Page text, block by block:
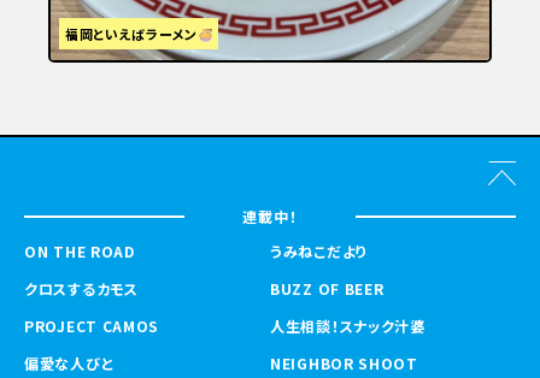
福岡といえばラーメン
連載中！
ON THE ROAD
クロスするカモス
PROJECT CAMOS
偏愛な人びと
うみねこだより
BUZZ OF BEER
人生相談！スナック汁婆
NEIGHBOR SHOOT